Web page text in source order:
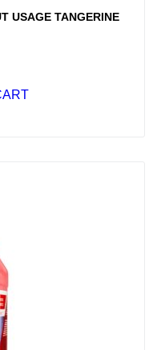
USAGE TANGERINE